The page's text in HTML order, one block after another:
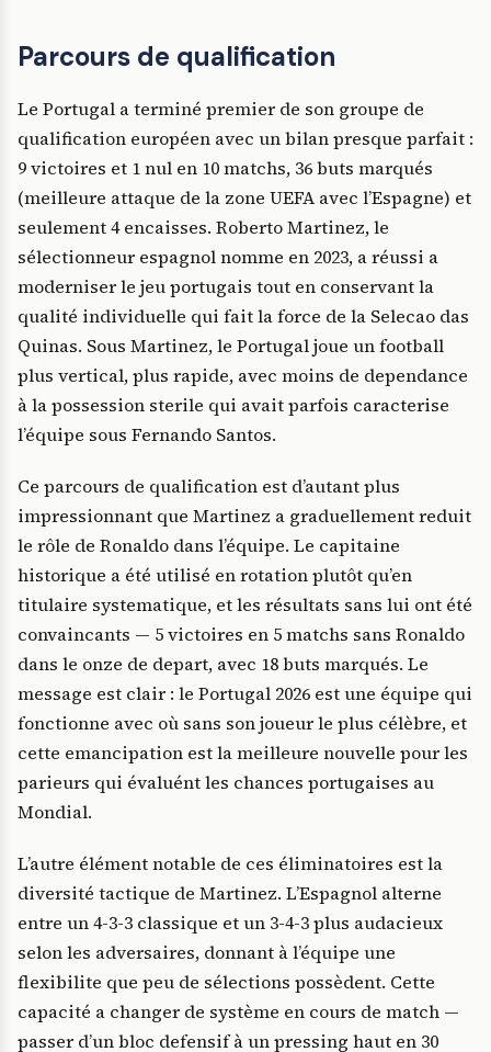
Parcours de qualification
Le Portugal a terminé premier de son groupe de
qualification européen avec un bilan presque parfait :
9 victoires et 1 nul en 10 matchs, 36 buts marqués
(meilleure attaque de la zone UEFA avec l’Espagne) et
seulement 4 encaisses. Roberto Martinez, le
sélectionneur espagnol nomme en 2023, a réussi a
moderniser le jeu portugais tout en conservant la
qualité individuelle qui fait la force de la Selecao das
Quinas. Sous Martinez, le Portugal joue un football
plus vertical, plus rapide, avec moins de dependance
à la possession sterile qui avait parfois caracterise
l’équipe sous Fernando Santos.
Ce parcours de qualification est d’autant plus
impressionnant que Martinez a graduellement reduit
le rôle de Ronaldo dans l’équipe. Le capitaine
historique a été utilisé en rotation plutôt qu’en
titulaire systematique, et les résultats sans lui ont été
convaincants — 5 victoires en 5 matchs sans Ronaldo
dans le onze de depart, avec 18 buts marqués. Le
message est clair : le Portugal 2026 est une équipe qui
fonctionne avec où sans son joueur le plus célèbre, et
cette emancipation est la meilleure nouvelle pour les
parieurs qui évaluént les chances portugaises au
Mondial.
L’autre élément notable de ces éliminatoires est la
diversité tactique de Martinez. L’Espagnol alterne
entre un 4-3-3 classique et un 3-4-3 plus audacieux
selon les adversaires, donnant à l’équipe une
flexibilite que peu de sélections possèdent. Cette
capacité a changer de système en cours de match —
passer d’un bloc defensif à un pressing haut en 30